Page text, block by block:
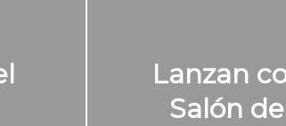
Lanzan
Salón